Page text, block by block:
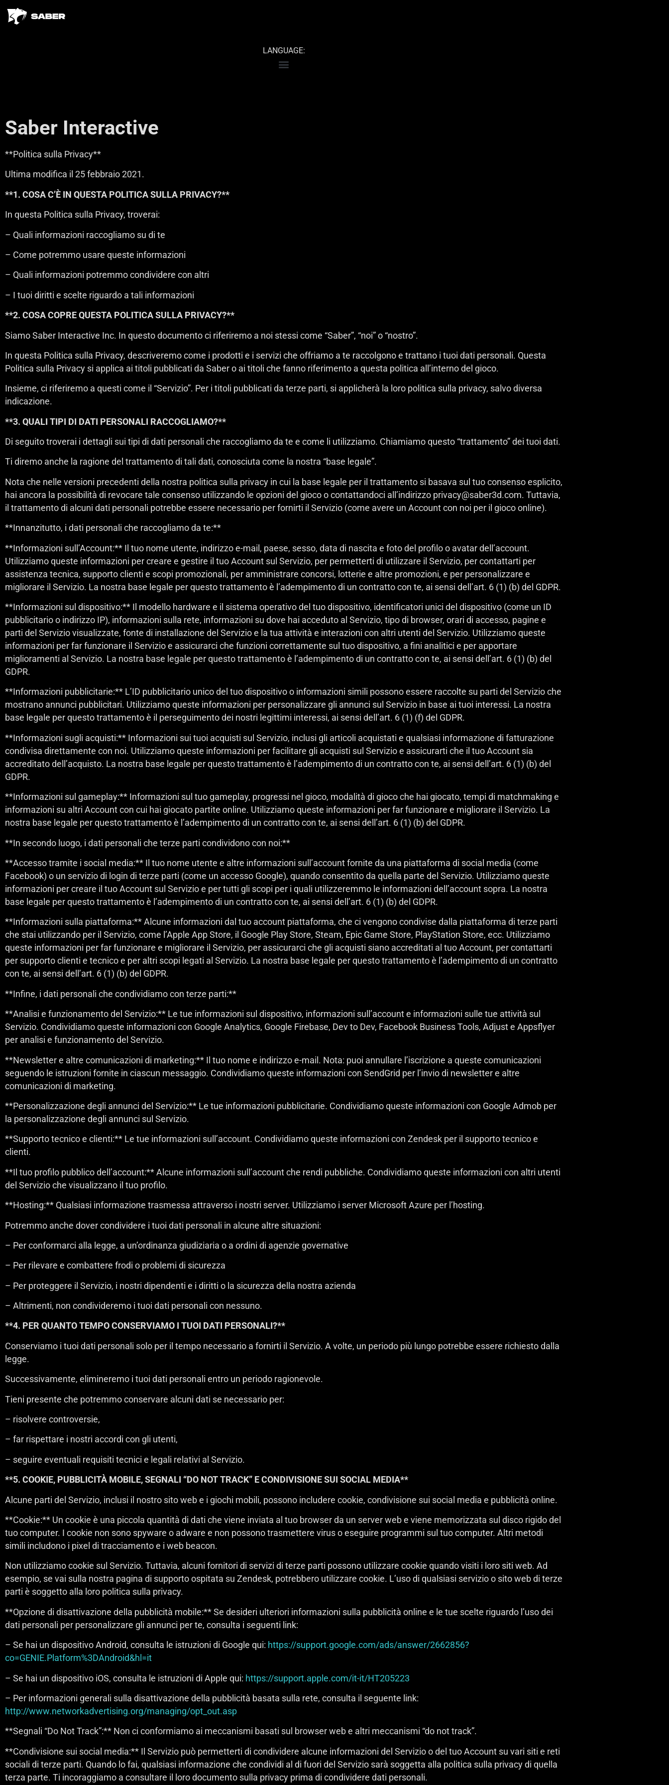
LANGUAGE:
Saber Interactive
**Politica sulla Privacy**
Ultima modifica il 25 febbraio 2021.
**1. COSA C’È IN QUESTA POLITICA SULLA PRIVACY?**
In questa Politica sulla Privacy, troverai:
– Quali informazioni raccogliamo su di te
– Come potremmo usare queste informazioni
– Quali informazioni potremmo condividere con altri
– I tuoi diritti e scelte riguardo a tali informazioni
**2. COSA COPRE QUESTA POLITICA SULLA PRIVACY?**
Siamo Saber Interactive Inc. In questo documento ci riferiremo a noi stessi come “Saber”, “noi” o “nostro”.
In questa Politica sulla Privacy, descriveremo come i prodotti e i servizi che offriamo a te raccolgono e trattano i tuoi dati personali. Questa
Politica sulla Privacy si applica ai titoli pubblicati da Saber o ai titoli che fanno riferimento a questa politica all’interno del gioco.
Insieme, ci riferiremo a questi come il “Servizio”. Per i titoli pubblicati da terze parti, si applicherà la loro politica sulla privacy, salvo diversa
indicazione.
**3. QUALI TIPI DI DATI PERSONALI RACCOGLIAMO?**
Di seguito troverai i dettagli sui tipi di dati personali che raccogliamo da te e come li utilizziamo. Chiamiamo questo “trattamento” dei tuoi dati.
Ti diremo anche la ragione del trattamento di tali dati, conosciuta come la nostra “base legale”.
Nota che nelle versioni precedenti della nostra politica sulla privacy in cui la base legale per il trattamento si basava sul tuo consenso esplicito,
hai ancora la possibilità di revocare tale consenso utilizzando le opzioni del gioco o contattandoci all’indirizzo privacy@saber3d.com. Tuttavia,
il trattamento di alcuni dati personali potrebbe essere necessario per fornirti il Servizio (come avere un Account con noi per il gioco online).
**Innanzitutto, i dati personali che raccogliamo da te:**
**Informazioni sull’Account:** Il tuo nome utente, indirizzo e-mail, paese, sesso, data di nascita e foto del profilo o avatar dell’account.
Utilizziamo queste informazioni per creare e gestire il tuo Account sul Servizio, per permetterti di utilizzare il Servizio, per contattarti per
assistenza tecnica, supporto clienti e scopi promozionali, per amministrare concorsi, lotterie e altre promozioni, e per personalizzare e
migliorare il Servizio. La nostra base legale per questo trattamento è l’adempimento di un contratto con te, ai sensi dell’art. 6 (1) (b) del GDPR.
**Informazioni sul dispositivo:** Il modello hardware e il sistema operativo del tuo dispositivo, identificatori unici del dispositivo (come un ID
pubblicitario o indirizzo IP), informazioni sulla rete, informazioni su dove hai acceduto al Servizio, tipo di browser, orari di accesso, pagine e
parti del Servizio visualizzate, fonte di installazione del Servizio e la tua attività e interazioni con altri utenti del Servizio. Utilizziamo queste
informazioni per far funzionare il Servizio e assicurarci che funzioni correttamente sul tuo dispositivo, a fini analitici e per apportare
miglioramenti al Servizio. La nostra base legale per questo trattamento è l’adempimento di un contratto con te, ai sensi dell’art. 6 (1) (b) del
GDPR.
**Informazioni pubblicitarie:** L’ID pubblicitario unico del tuo dispositivo o informazioni simili possono essere raccolte su parti del Servizio che
mostrano annunci pubblicitari. Utilizziamo queste informazioni per personalizzare gli annunci sul Servizio in base ai tuoi interessi. La nostra
base legale per questo trattamento è il perseguimento dei nostri legittimi interessi, ai sensi dell’art. 6 (1) (f) del GDPR.
**Informazioni sugli acquisti:** Informazioni sui tuoi acquisti sul Servizio, inclusi gli articoli acquistati e qualsiasi informazione di fatturazione
condivisa direttamente con noi. Utilizziamo queste informazioni per facilitare gli acquisti sul Servizio e assicurarti che il tuo Account sia
accreditato dell’acquisto. La nostra base legale per questo trattamento è l’adempimento di un contratto con te, ai sensi dell’art. 6 (1) (b) del
GDPR.
**Informazioni sul gameplay:** Informazioni sul tuo gameplay, progressi nel gioco, modalità di gioco che hai giocato, tempi di matchmaking e
informazioni su altri Account con cui hai giocato partite online. Utilizziamo queste informazioni per far funzionare e migliorare il Servizio. La
nostra base legale per questo trattamento è l’adempimento di un contratto con te, ai sensi dell’art. 6 (1) (b) del GDPR.
**In secondo luogo, i dati personali che terze parti condividono con noi:**
**Accesso tramite i social media:** Il tuo nome utente e altre informazioni sull’account fornite da una piattaforma di social media (come
Facebook) o un servizio di login di terze parti (come un accesso Google), quando consentito da quella parte del Servizio. Utilizziamo queste
informazioni per creare il tuo Account sul Servizio e per tutti gli scopi per i quali utilizzeremmo le informazioni dell’account sopra. La nostra
base legale per questo trattamento è l’adempimento di un contratto con te, ai sensi dell’art. 6 (1) (b) del GDPR.
**Informazioni sulla piattaforma:** Alcune informazioni dal tuo account piattaforma, che ci vengono condivise dalla piattaforma di terze parti
che stai utilizzando per il Servizio, come l’Apple App Store, il Google Play Store, Steam, Epic Game Store, PlayStation Store, ecc. Utilizziamo
queste informazioni per far funzionare e migliorare il Servizio, per assicurarci che gli acquisti siano accreditati al tuo Account, per contattarti
per supporto clienti e tecnico e per altri scopi legati al Servizio. La nostra base legale per questo trattamento è l’adempimento di un contratto
con te, ai sensi dell’art. 6 (1) (b) del GDPR.
**Infine, i dati personali che condividiamo con terze parti:**
**Analisi e funzionamento del Servizio:** Le tue informazioni sul dispositivo, informazioni sull’account e informazioni sulle tue attività sul
Servizio. Condividiamo queste informazioni con Google Analytics, Google Firebase, Dev to Dev, Facebook Business Tools, Adjust e Appsflyer
per analisi e funzionamento del Servizio.
**Newsletter e altre comunicazioni di marketing:** Il tuo nome e indirizzo e-mail. Nota: puoi annullare l’iscrizione a queste comunicazioni
seguendo le istruzioni fornite in ciascun messaggio. Condividiamo queste informazioni con SendGrid per l’invio di newsletter e altre
comunicazioni di marketing.
**Personalizzazione degli annunci del Servizio:** Le tue informazioni pubblicitarie. Condividiamo queste informazioni con Google Admob per
la personalizzazione degli annunci sul Servizio.
**Supporto tecnico e clienti:** Le tue informazioni sull’account. Condividiamo queste informazioni con Zendesk per il supporto tecnico e
clienti.
**Il tuo profilo pubblico dell’account:** Alcune informazioni sull’account che rendi pubbliche. Condividiamo queste informazioni con altri utenti
del Servizio che visualizzano il tuo profilo.
**Hosting:** Qualsiasi informazione trasmessa attraverso i nostri server. Utilizziamo i server Microsoft Azure per l’hosting.
Potremmo anche dover condividere i tuoi dati personali in alcune altre situazioni:
– Per conformarci alla legge, a un’ordinanza giudiziaria o a ordini di agenzie governative
– Per rilevare e combattere frodi o problemi di sicurezza
– Per proteggere il Servizio, i nostri dipendenti e i diritti o la sicurezza della nostra azienda
– Altrimenti, non condivideremo i tuoi dati personali con nessuno.
**4. PER QUANTO TEMPO CONSERVIAMO I TUOI DATI PERSONALI?**
Conserviamo i tuoi dati personali solo per il tempo necessario a fornirti il Servizio. A volte, un periodo più lungo potrebbe essere richiesto dalla
legge.
Successivamente, elimineremo i tuoi dati personali entro un periodo ragionevole.
Tieni presente che potremmo conservare alcuni dati se necessario per:
– risolvere controversie,
– far rispettare i nostri accordi con gli utenti,
– seguire eventuali requisiti tecnici e legali relativi al Servizio.
**5. COOKIE, PUBBLICITÀ MOBILE, SEGNALI “DO NOT TRACK” E CONDIVISIONE SUI SOCIAL MEDIA**
Alcune parti del Servizio, inclusi il nostro sito web e i giochi mobili, possono includere cookie, condivisione sui social media e pubblicità online.
**Cookie:** Un cookie è una piccola quantità di dati che viene inviata al tuo browser da un server web e viene memorizzata sul disco rigido del
tuo computer. I cookie non sono spyware o adware e non possono trasmettere virus o eseguire programmi sul tuo computer. Altri metodi
simili includono i pixel di tracciamento e i web beacon.
Non utilizziamo cookie sul Servizio. Tuttavia, alcuni fornitori di servizi di terze parti possono utilizzare cookie quando visiti i loro siti web. Ad
esempio, se vai sulla nostra pagina di supporto ospitata su Zendesk, potrebbero utilizzare cookie. L’uso di qualsiasi servizio o sito web di terze
parti è soggetto alla loro politica sulla privacy.
**Opzione di disattivazione della pubblicità mobile:** Se desideri ulteriori informazioni sulla pubblicità online e le tue scelte riguardo l’uso dei
dati personali per personalizzare gli annunci per te, consulta i seguenti link:
– Se hai un dispositivo Android, consulta le istruzioni di Google qui: https://support.google.com/ads/answer/2662856?
co=GENIE.Platform%3DAndroid&hl=it
– Se hai un dispositivo iOS, consulta le istruzioni di Apple qui: https://support.apple.com/it-it/HT205223
– Per informazioni generali sulla disattivazione della pubblicità basata sulla rete, consulta il seguente link:
http://www.networkadvertising.org/managing/opt_out.asp
**Segnali “Do Not Track”:** Non ci conformiamo ai meccanismi basati sul browser web e altri meccanismi “do not track”.
**Condivisione sui social media:** Il Servizio può permetterti di condividere alcune informazioni del Servizio o del tuo Account su vari siti e reti
sociali di terze parti. Quando lo fai, qualsiasi informazione che condividi al di fuori del Servizio sarà soggetta alla politica sulla privacy di quella
terza parte. Ti incoraggiamo a consultare il loro documento sulla privacy prima di condividere dati personali.